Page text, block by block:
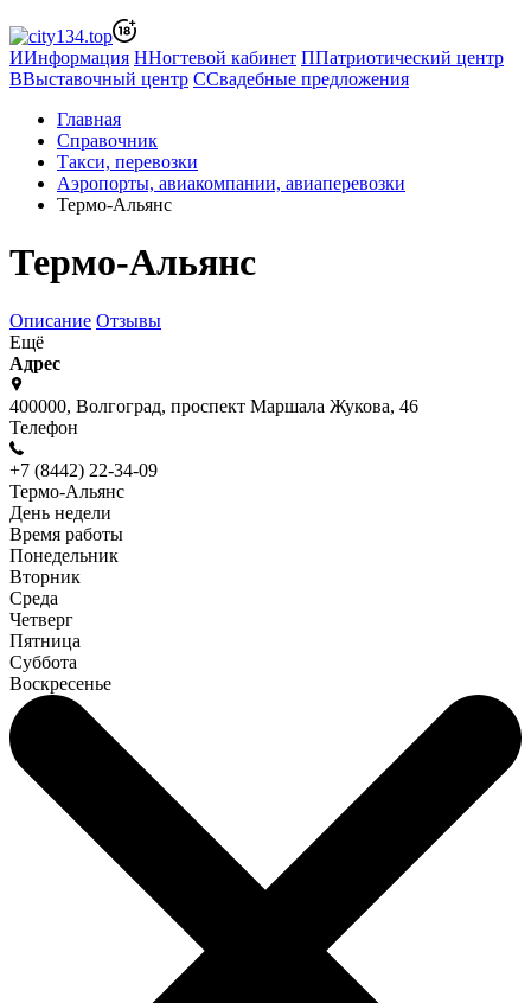
ИИнформация ННогтевой кабинет ППатриотический центр
ВВыставочный центр ССвадебные предложения
Главная
Справочник
Такси, перевозки
Аэропорты, авиакомпании, авиаперевозки
Термо-Альянс
Термо-Альянс
Описание Отзывы
Ещё
Адрес
400000, Волгоград, проспект Маршала Жукова, 46
Телефон
+7 (8442) 22-34-09
Термо-Альянс
День недели
Время работы
Понедельник
Вторник
Среда
Четверг
Пятница
Суббота
Воскресенье